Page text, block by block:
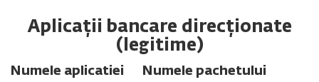
Aplicații bancare direcționate
(legitime)
Numele aplicatiei Numele pachetului